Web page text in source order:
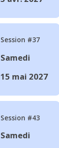
Session #37
Samedi
15 mai 2027
Session #43
Samedi